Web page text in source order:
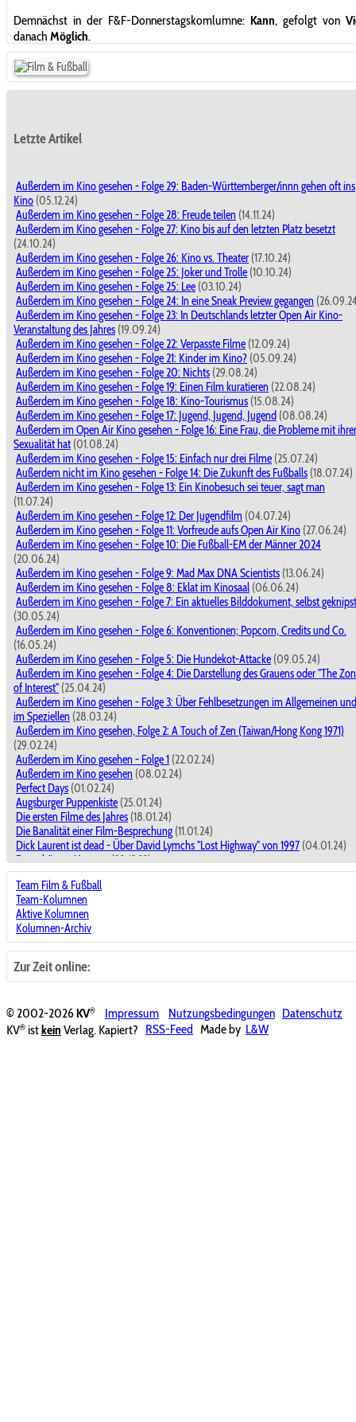
Demnächst in der F&F-Donnerstagskomlumne: Kann, gefolgt von
danach Möglich.
Letzte Artikel
Außerdem im Kino gesehen - Folge 29: Baden-Württemberger/innn gehen oft ins
Kino (05.12.24)
Außerdem im Kino gesehen - Folge 28: Freude teilen (14.11.24)
Außerdem im Kino gesehen - Folge 27: Kino bis auf den letzten Platz besetzt
(24.10.24)
Außerdem im Kino gesehen - Folge 26: Kino vs. Theater (17.10.24)
Außerdem im Kino gesehen - Folge 25: Joker und Trolle (10.10.24)
Außerdem im Kino gesehen - Folge 25: Lee (03.10.24)
Außerdem im Kino gesehen - Folge 24: In eine Sneak Preview gegangen
Außerdem im Kino gesehen - Folge 23: In Deutschlands letzter Open Air Kino-
Veranstaltung des Jahres (19.09.24)
Außerdem im Kino gesehen - Folge 22: Verpasste Filme (12.09.24)
Außerdem im Kino gesehen - Folge 21: Kinder im Kino? (05.09.24)
Außerdem im Kino gesehen - Folge 20: Nichts (29.08.24)
Außerdem im Kino gesehen - Folge 19: Einen Film kuratieren (22.08.24)
Außerdem im Kino gesehen - Folge 18: Kino-Tourismus (15.08.24)
Außerdem im Kino gesehen - Folge 17: Jugend, Jugend, Jugend (08.08.24)
Außerdem im Open Air Kino gesehen - Folge 16: Eine Frau, die Probleme mit ihrer
Sexualität hat (01.08.24)
Außerdem im Kino gesehen - Folge 15: Einfach nur drei Filme (25.07.24)
Außerdem nicht im Kino gesehen - Folge 14: Die Zukunft des Fußballs (18.07.24)
Außerdem im Kino gesehen - Folge 13: Ein Kinobesuch sei teuer, sagt man
(11.07.24)
Außerdem im Kino gesehen - Folge 12: Der Jugendfilm (04.07.24)
Außerdem im Kino gesehen - Folge 11: Vorfreude aufs Open Air Kino (27.06.24)
Außerdem im Kino gesehen - Folge 10: Die Fußball-EM der Männer 2024
(20.06.24)
Außerdem im Kino gesehen - Folge 9: Mad Max DNA Scientists (13.06.24)
Außerdem im Kino gesehen - Folge 8: Eklat im Kinosaal (06.06.24)
Außerdem im Kino gesehen - Folge 7: Ein aktuelles Bilddokument, selbst geknipst
(30.05.24)
Außerdem im Kino gesehen - Folge 6: Konventionen; Popcorn, Credits und Co.
(16.05.24)
Außerdem im Kino gesehen - Folge 5: Die Hundekot-Attacke (09.05.24)
Außerdem im Kino gesehen - Folge 4: Die Darstellung des Grauens oder "The
of Interest" (25.04.24)
Außerdem im Kino gesehen - Folge 3: Über Fehlbesetzungen im Allgemeinen und
im Speziellen (28.03.24)
Außerdem im Kino gesehen, Folge 2: A Touch of Zen (Taiwan/Hong Kong 1971)
(29.02.24)
Außerdem im Kino gesehen - Folge 1 (22.02.24)
Außerdem im Kino gesehen (08.02.24)
Perfect Days (01.02.24)
Augsburger Puppenkiste (25.01.24)
Die ersten Filme des Jahres (18.01.24)
Die Banalität einer Film-Besprechung (11.01.24)
Dick Laurent ist dead - Über David Lymchs "Lost Highway" von 1997 (04.01.24)
Der schönste Moment(28.12.23)
Dick Laurent ist dead - Über David Lymchs "Lost Highway" von 1997(28.12.23)
Filme miteinander vergleichen ?
The Marvels(14.12.23)
Kino macht der Leben schöner!
Nun, ja.(23.11.23)
Wie heißen die Fußballschuhe von Jesus?(16.11.23)
Achtung Baustelle! - In eigener Sache
Keine goldenen Jahre: Moonlight ...und Die Theorie von allem
Ekelfaktor Hund und der Animefilm
(19.10.23)
Fehlende Danksagung(12.10.23)
Team Film & Fußball
Team-Kolumnen
Aktive Kolumnen
Kolumnen-Archiv
Zur Zeit online:
© 2002-2026KV® Impressum Nutzungsbedingungen Datenschutz
KV® istkein Verlag. Kapiert? RSS-Feed Made by L&W